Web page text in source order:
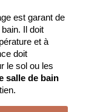
est garant de
bain. Il doit
et à
doit
le sol ou les